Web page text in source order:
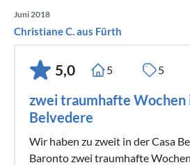
Juni 2018
Christiane C. aus Fürth
5,0 5 5
zwei traumhafte Wochen
Belvedere
Wir haben zu zweit in der Casa
Baronto zwei traumhafte